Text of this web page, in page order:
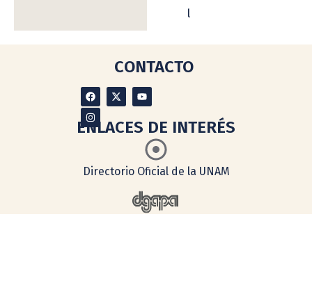
l
CONTACTO
ENLACES DE INTERÉS
Directorio Oficial de la UNAM